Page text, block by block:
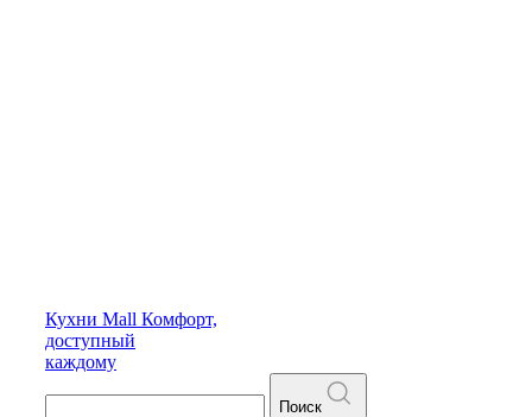
Кухни Mall Комфорт,
доступный
каждому
Поиск